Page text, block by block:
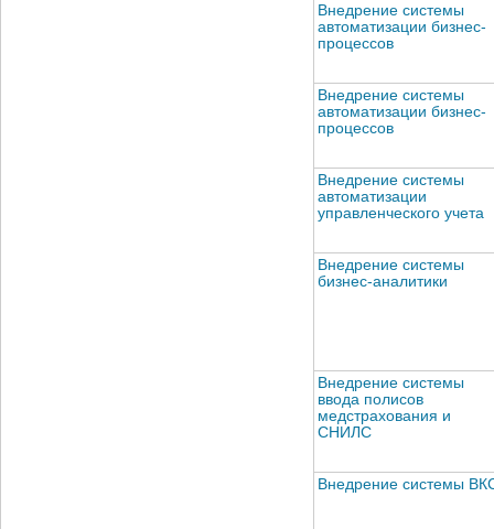
Внедрение системы
автоматизации бизнес-
процессов
Внедрение системы
автоматизации бизнес-
процессов
Внедрение системы
автоматизации
управленческого учета
Внедрение системы
бизнес-аналитики
Внедрение системы
ввода полисов
медстрахования и
СНИЛС
Внедрение системы